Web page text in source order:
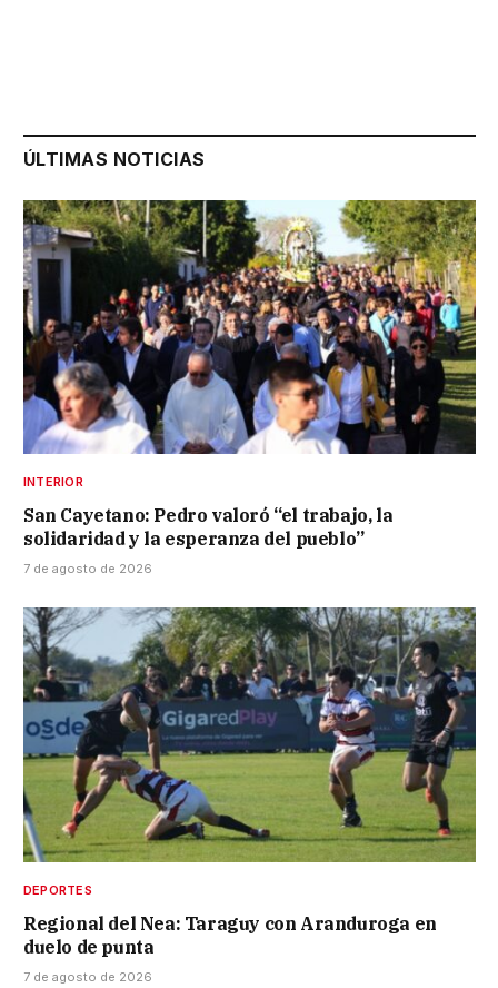
ÚLTIMAS NOTICIAS
INTERIOR
San Cayetano: Pedro valoró “el trabajo, la
solidaridad y la esperanza del pueblo”
7 de agosto de 2026
DEPORTES
Regional del Nea: Taraguy con Aranduroga en
duelo de punta
7 de agosto de 2026